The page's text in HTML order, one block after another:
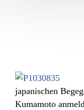
japanischen
Kumamoto